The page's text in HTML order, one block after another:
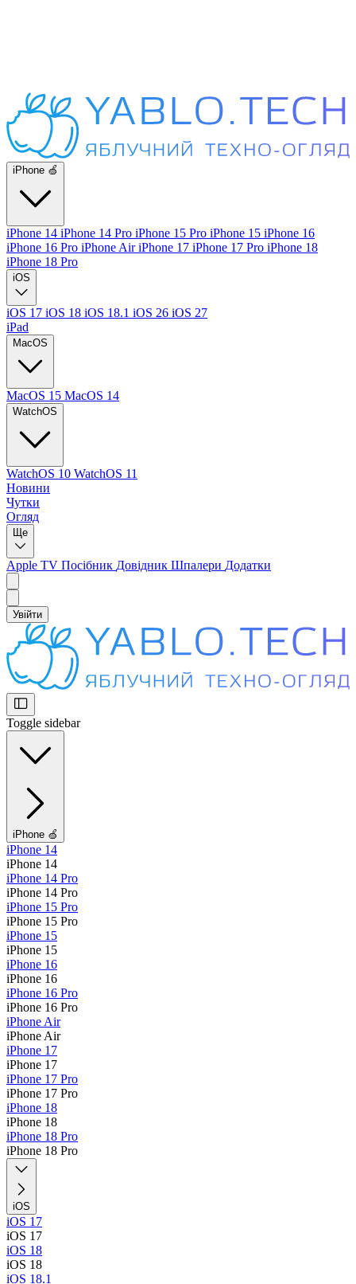
iPhone 🍏
iPhone 14 iPhone 14 Pro iPhone 15 Pro iPhone 15 iPhone 16
iPhone 16 Pro iPhone AiriPhone 17 iPhone 17 Pro iPhone 18
iPhone 18 Pro
iOS
iOS 17 iOS 18 iOS 18.1 iOS 26 iOS 27
iPad
MacOS
MacOS 15 MacOS 14
WatchOS
WatchOS 10 WatchOS 11
Новини
Чутки
Огляд
Ще
Apple TV Посібник Довідник Шпалери Додатки
Увійти
Toggle sidebar
iPhone 🍏
iPhone 14
iPhone 14
iPhone 14 Pro
iPhone 14 Pro
iPhone 15 Pro
iPhone 15 Pro
iPhone 15
iPhone 15
iPhone 16
iPhone 16
iPhone 16 Pro
iPhone 16 Pro
iPhone Air
iPhone Air
iPhone 17
iPhone 17
iPhone 17 Pro
iPhone 17 Pro
iPhone 18
iPhone 18
iPhone 18 Pro
iPhone 18 Pro
iOS
iOS 17
iOS 17
iOS 18
iOS 18
iOS 18.1